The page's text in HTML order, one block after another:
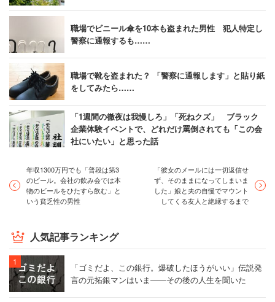
職場でビニール傘を10本も盗まれた男性 犯人特定し
警察に通報するも……
職場で靴を盗まれた？ 「警察に通報します」と貼り紙
をしてみたら……
「1週間の徹夜は我慢しろ」「死ねクズ」 ブラック
企業体験イベントで、どれだけ罵倒されても「この会
社にいたい」と思った話
年収1300万円でも「普段は第3
のビール。会社の飲み会では本
物のビールをひたすら飲む」と
いう貧乏性の男性
「彼女のメールには一切返信せ
ず、そのままになってしまいま
した」娘と夫の自慢でマウント
してくる友人と絶縁するまで
人気記事ランキング
「ゴミだよ、この銀行。爆破したほうがいい」伝説発
言の元拓銀マンはいま――その後の人生を聞いた